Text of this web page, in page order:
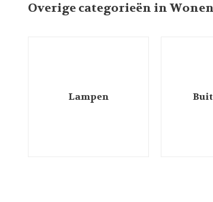
Overige categorieën in
Lampen